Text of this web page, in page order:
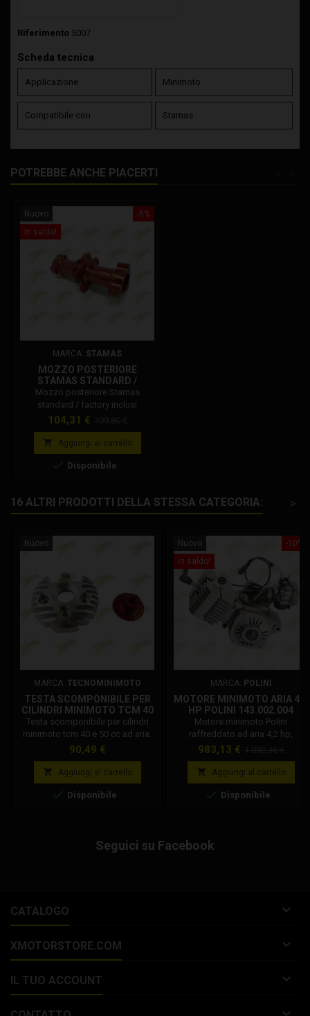
Riferimento 5007
Scheda tecnica
Applicazione Minimoto
Compatibile con Stamas
POTREBBE ANCHE PIACERTI
-5%
Nuovo
In saldo!
MARCA: STAMAS
MOZZO POSTERIORE
STAMAS STANDARD /
FACTORY
Mozzo posteriore Stamas
standard / factory inclusi
distanziale e cuscinetti
Prezzo
104,31 €
base
 Aggiungi al carrello
 Disponibile
16 ALTRI PRODOTTI DELLA STESSA CATEGORIA: >
Nuovo
MARCA: TECNOMINIMOTO
TESTA SCOMPONIBILE PER
CILINDRI MINIMOTO TCM 40
E 50 CC AD ARIA
Testa scomponibile per cilindri
minimoto tcm 40 e 50 cc ad aria.
Testa scomponibile, con cupola
testa è compatibile con cilindri:
Tcm, Bzm, Orioli.
Prezzo
90,49 €
 Aggiungi al carrello
 Disponibile
-10%
Nuovo
In saldo!
MARCA: POLINI
MOTORE MINIMOTO ARIA 4,2
HP POLINI 143.002.004
Motore minimoto Polini
raffreddato ad aria 4,2 hp,
cilindrata 40cc 2t. Codice Polini:
hp può essere installato su tutte
le ciclistiche minimoto Italiane,
come Dm, Grc, Stamas.
Prezzo
983,13 €
base
 Aggiungi al carrello
 Disponibile
Seguici su Facebook
CATALOGO 
XMOTORSTORE.COM 
IL TUO ACCOUNT 